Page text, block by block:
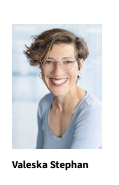
Valeska Stephan